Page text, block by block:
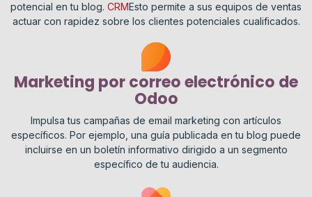
potencial en tu blog. CRMEsto permite a sus equipos de ventas
actuar con rapidez sobre los clientes potenciales cualificados.
Marketing por correo electrónico de
Odoo
Impulsa tus campañas de email marketing con artículos
específicos. Por ejemplo, una guía publicada en tu blog puede
incluirse en un boletín informativo dirigido a un segmento
específico de tu audiencia.